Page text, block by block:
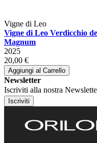
Vigne di Leo
Vigne di Leo Verdicchio
Magnum
2025
20,00 €
Aggiungi al Carrello
Newsletter
Iscriviti alla nostra
Iscriviti